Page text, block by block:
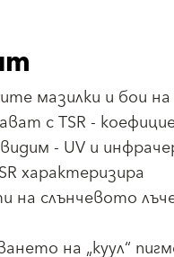
мазилки и бои
с TSR -
- UV и
характеризира
на слънчевото
на „куул“